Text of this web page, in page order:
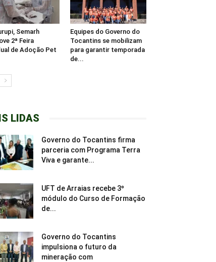
Semarh
2ª Feira
de Adoção Pet
Equipes do Governo do
Tocantins se mobilizam
para garantir temporada
de...
LIDAS
Governo do Tocantins firma
parceria com Programa Terra
Viva e garante...
UFT de Arraias recebe 3º
módulo do Curso de Formação
de...
Governo do Tocantins
impulsiona o futuro da
mineração com